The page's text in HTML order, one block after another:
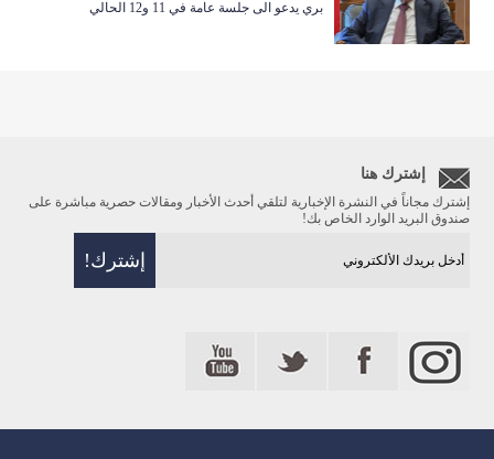
بري يدعو الى جلسة عامة في 11 و12 الحالي
إشترك هنا
إشترك مجاناً في النشرة الإخبارية لتلقي أحدث الأخبار ومقالات حصرية مباشرة على
صندوق البريد الوارد الخاص بك!